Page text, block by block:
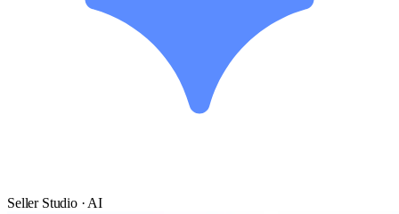
Seller Studio · AI